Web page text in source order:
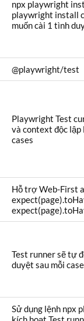
npx playwright
playwright install
muốn cài 1 tình
@playwright/test
Playwright Test
và context độc lập
cases
Hỗ trợ Web-First
Test runner sẽ tự
duyệt sau mỗi
Sử dụng lệnh npx